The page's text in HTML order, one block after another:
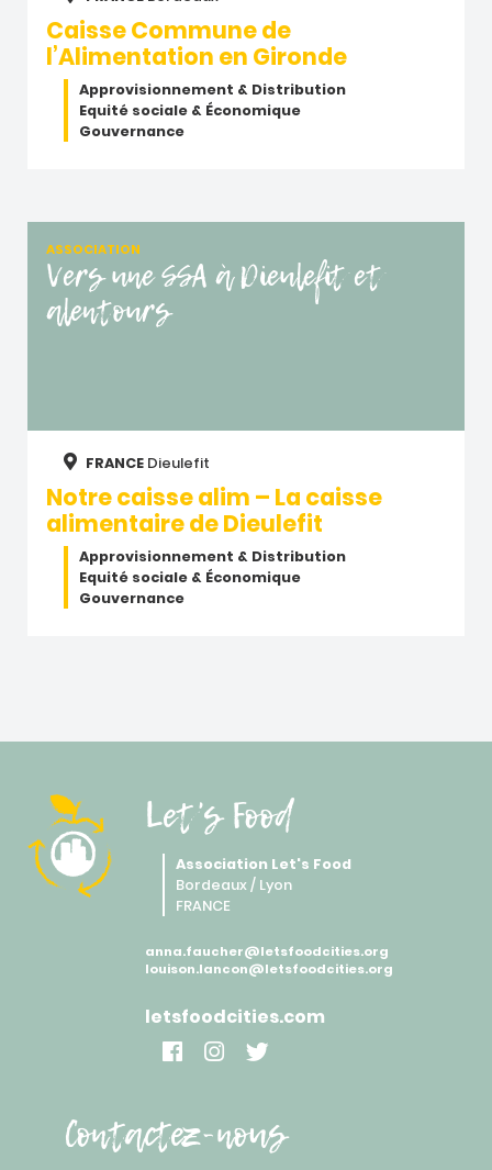
Caisse Commune de
l’Alimentation en Gironde
Approvisionnement & Distribution
Equité sociale & Économique
Gouvernance
ASSOCIATION
Vers une SSA à Dieulefit et
alentours
FRANCE Dieulefit
Notre caisse alim – La caisse
alimentaire de Dieulefit
Approvisionnement & Distribution
Equité sociale & Économique
Gouvernance
Let's Food
Association Let's Food
Bordeaux / Lyon
FRANCE
anna.faucher@letsfoodcities.org
louison.lancon@letsfoodcities.org
letsfoodcities.com
Contactez-nous